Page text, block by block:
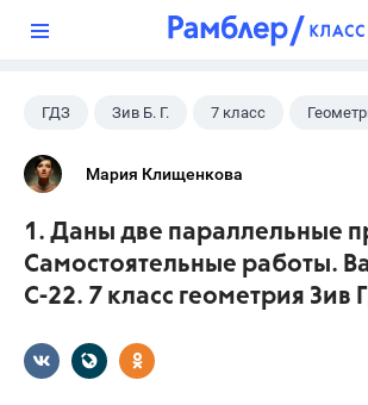
ГДЗ Зив Б. Г. 7 класс
Мария Клищенкова
1. Даны две параллельные
Самостоятельные работы.
С-22. 7 класс геометрия Зив